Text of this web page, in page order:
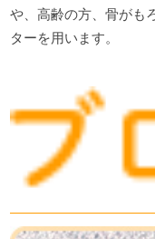
や、高齢の方、骨がも
ターを用います。